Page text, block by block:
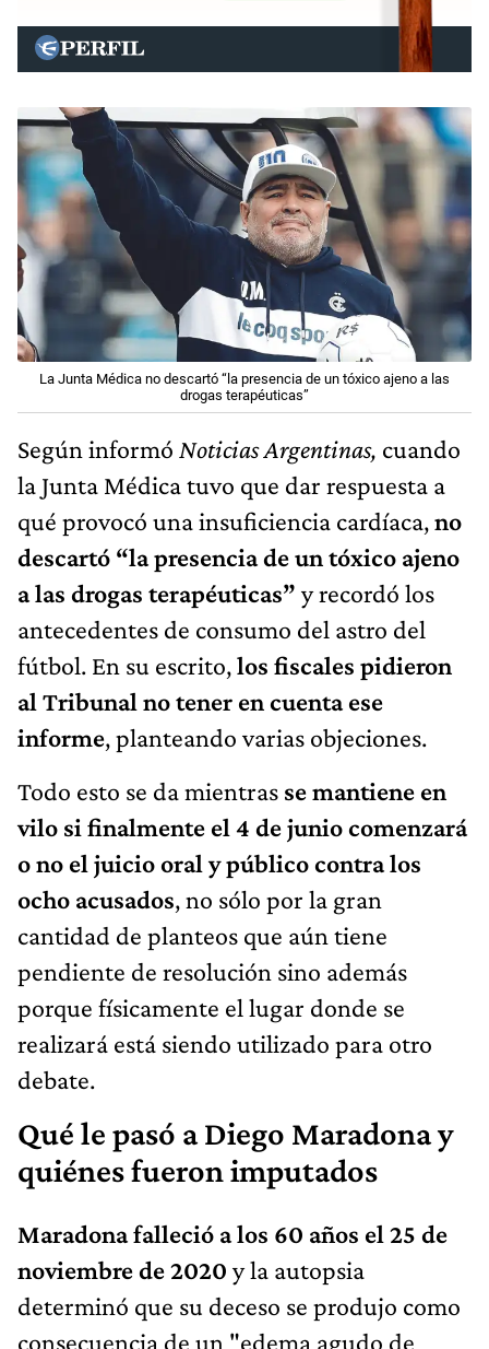
La Junta Médica no descartó “la presencia de un tóxico ajeno a las
drogas terapéuticas”
Según informó Noticias Argentinas, cuando
la Junta Médica tuvo que dar respuesta a
qué provocó una insuficiencia cardíaca,no
descartó “la presencia de un tóxico ajeno
a las drogas terapéuticas” y recordó los
antecedentes de consumo del astro del
fútbol. En su escrito,los fiscales pidieron
al Tribunal no tener en cuenta ese
informe, planteando varias objeciones.
Todo esto se da mientras se mantiene en
vilo si finalmente el 4 de junio comenzará
o no el juicio oral y público contra los
ocho acusados, no sólo por la gran
cantidad de planteos que aún tiene
pendiente de resolución sino además
porque físicamente el lugar donde se
realizará está siendo utilizado para otro
debate.
Qué le pasó a Diego Maradona y
quiénes fueron imputados
Maradona falleció a los 60 años el 25 de
noviembre de 2020 y la autopsia
determinó que su deceso se produjo como
consecuencia de un "edema agudo de